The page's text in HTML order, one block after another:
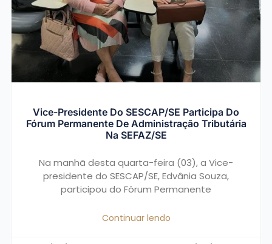
Vice-Presidente Do SESCAP/SE Participa Do
Fórum Permanente De Administração Tributária
Na SEFAZ/SE
Na manhã desta quarta-feira (03), a Vice-
presidente do SESCAP/SE, Edvânia Souza,
participou do Fórum Permanente
Continuar lendo